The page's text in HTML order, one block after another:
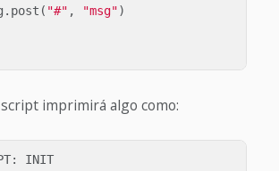
. post ( "#" , "msg")
imprimirá algo como:
INIT